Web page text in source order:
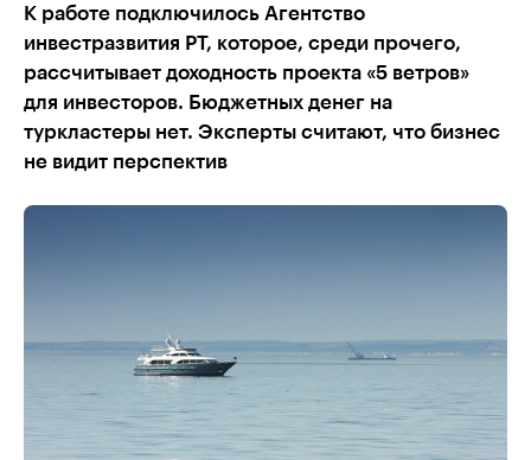
К работе подключилось Агентство
инвестразвития РТ, которое, среди прочего,
рассчитывает доходность проекта «5 ветров»
для инвесторов. Бюджетных денег на
туркластеры нет. Эксперты считают, что бизнес
не видит перспектив